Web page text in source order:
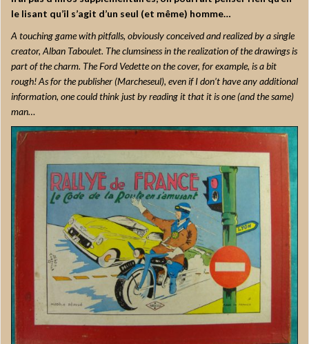
le lisant qu’il s’agit d’un seul (et même) homme…
A touching game with pitfalls, obviously conceived and realized by a single
creator, Alban Taboulet. The clumsiness in the realization of the drawings is
part of the charm. The Ford Vedette on the cover, for example, is a bit
rough! As for the publisher (Marcheseul), even if I don’t have any additional
information, one could think just by reading it that it is one (and the same)
man…